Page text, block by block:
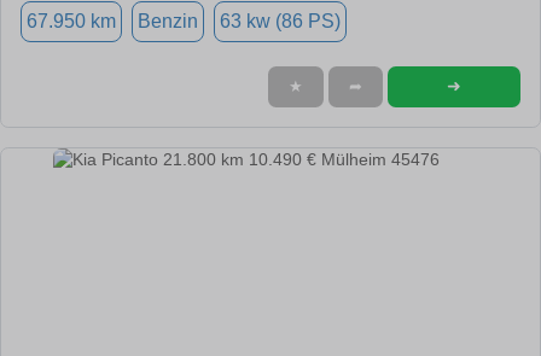
67.950 km Benzin 63 kw (86 PS)
★ ➦ ➜